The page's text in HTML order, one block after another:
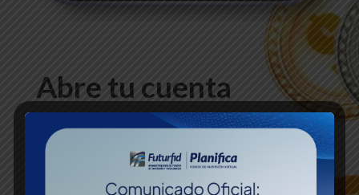
Abre tu cuenta
virtual con $100
Con el aporte mensual que tù